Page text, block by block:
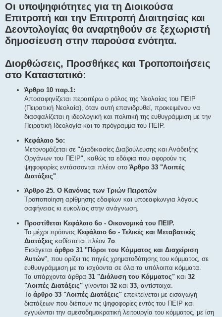
Οι υποψηφιότητες για τη Διοικούσα
Επιτροπή και την Επιτροπή Διαιτησίας και
Δεοντολογίας θα αναρτηθούν σε ξεχωριστή
δημοσίευση στην παρούσα ενότητα.
Διορθώσεις, Προσθήκες και Τροποποιήσεις
στο Καταστατικό:
Άρθρο 10 παρ.1:
Αποσαφηνίζεται περαιτέρω ο ρόλος της Νεολαίας του ΠΕΙΡ
(Πειρατική Νεολαία), όταν αυτή επανιδρυθεί, προκειμένου να
διασφαλίζεται η ιδεολογική και πολιτική της ευθυγράμμιση με την
Πειρατική Ιδεολογία και το πρόγραμμα του ΠΕΙΡ.
Κεφάλαιο 5ο:
Μετονομάζεται σε "Διαδικασίες Διαβούλευσης και Ανάδειξης
Οργάνων του ΠΕΙΡ", καθώς τα εδάφια που αφορούν τις
ψηφοφορίες εντάσσονται πλέον στο Άρθρο 33 "Λοιπές
Διατάξεις"
Άρθρο 25. Ο Κανόνας των Τριών Πειρατών
Τροποποίηση αρίθμησης εδαφίων και υποεαφίωνγια λόγους
σαφήνειας κι ευκολίας στην ανάγνωση.
Προστίθεται Κεφάλαιο 6ο - Οικονομικά του ΠΕΙΡ.
Το μέχρι πρότινος Κεφάλαιο 6ο - Τελικές και Μεταβατικές
Διατάξεις καθίσταται πλέον 7ο.
Εισάγεται άρθρο 31 "Πόροι του Κόμματος και Διαχείριση
Αυτών", που ορίζει τις πηγές χρηματοδότησης του κόμματος, σε
ευθυυγράμμιση με τα ισχύοντα σε όλα τα υπόλοιπα κόμματα.
Τα υπάρχοντα άρθρα 31 "Διάλυση του Κόμματος" και 32
"Λοιπές Διατάξεις" γίνονται 32 και 33, αντίστοιχα.
Το άρθρο 33 "Λοιπές Διατάξεις" επεκτείνεται με εισαγωγή
διατάξεων που διέπουν τις ψηφοφορίες εντός του ΠΕΙΡ και
εγγυώνται την αμεσοδημοκρατική λειτουργία του κόμματος, με ίση